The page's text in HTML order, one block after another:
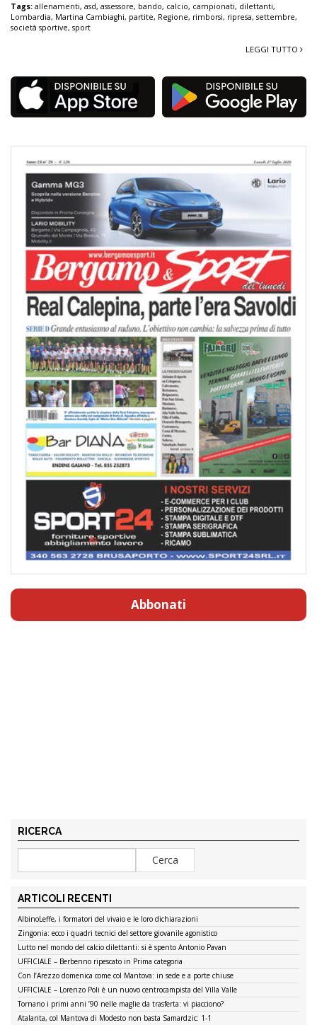
Tags: allenamenti, asd, assessore, bando, calcio, campionati, dilettanti,
Lombardia, Martina Cambiaghi, partite, Regione, rimborsi, ripresa, settembre,
società sportive, sport
LEGGI TUTTO
Abbonati
RICERCA
ARTICOLI RECENTI
AlbinoLeffe, i formatori del vivaio e le loro dichiarazioni
Zingonia: ecco i quadri tecnici del settore giovanile agonistico
Lutto nel mondo del calcio dilettanti: si è spento Antonio Pavan
UFFICIALE – Berbenno ripescato in Prima categoria
Con l’Arezzo domenica come col Mantova: in sede e a porte chiuse
UFFICIALE – Lorenzo Poli è un nuovo centrocampista del Villa Valle
Tornano i primi anni ’90 nelle maglie da trasferta: vi piacciono?
Atalanta, col Mantova di Modesto non basta Samardzic: 1-1